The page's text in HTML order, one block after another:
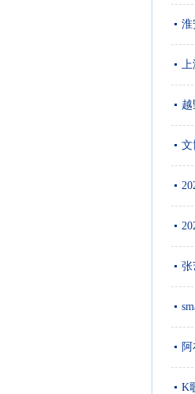
淮
上
文
张
K